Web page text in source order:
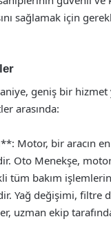
sağlamak için
geniş bir hizmet
arasında:
Motor, bir aracın
Oto Menekşe,
tüm bakım
Yağ değişimi, filtre
uzman ekip